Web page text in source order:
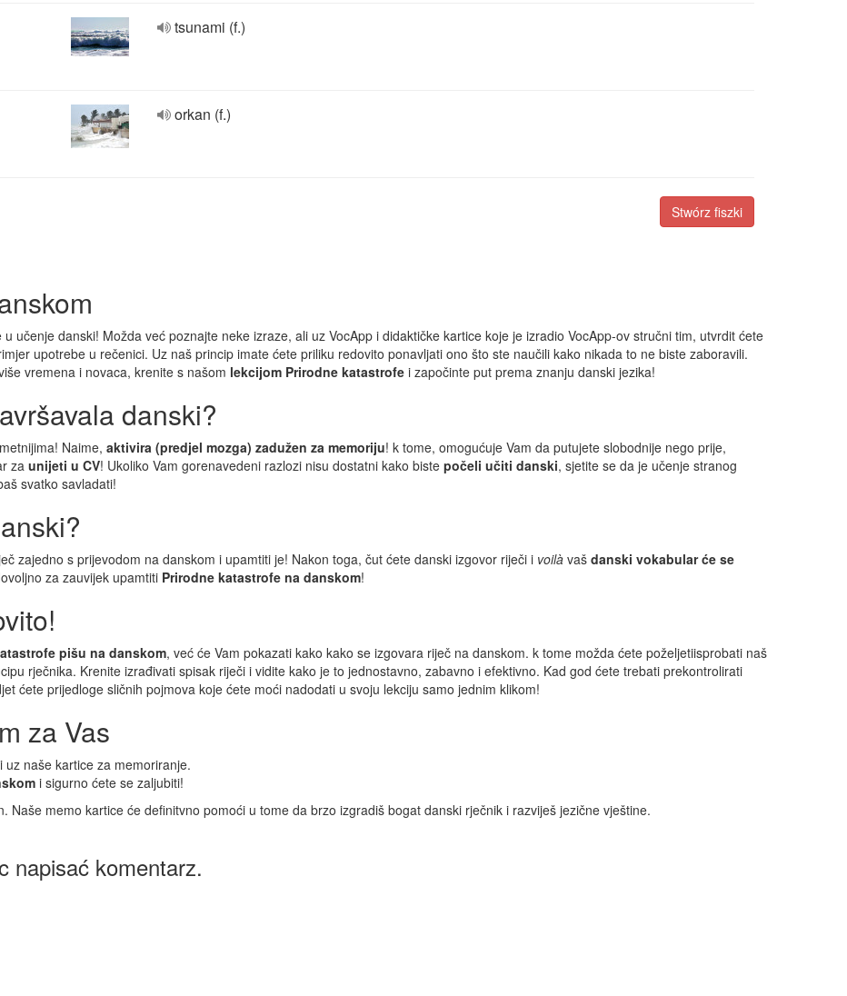
tsunami (f.)
orkan (f.)
Stwórz fiszki
u učenje danski! Možda već poznajte neke izraze, ali uz VocApp i didaktičke kartice koje je izradio VocApp-ov stručni tim, utvrdit ćete
upotrebe u rečenici. Uz naš princip imate ćete priliku redovito ponavljati ono što ste naučili kako nikada to ne biste zaboravili.
vremena i novaca, krenite s našom lekcijom Prirodne katastrofe i započinte put prema znanju danski jezika!
danski?
Naime, aktivira (predjel mozga) zadužen za memoriju! k tome, omogućuje Vam da putujete slobodnije nego prije,
za unijeti u CV! Ukoliko Vam gorenavedeni razlozi nisu dostatni kako biste počeli učiti danski, sjetite se da je učenje stranog
svatko savladati!
zajedno s prijevodom na danskom i upamtiti je! Nakon toga, čut ćete danski izgovor riječi i voilà vaš danski vokabular će se
za zauvijek upamtiti Prirodne katastrofe na danskom!
pišu na danskom, već će Vam pokazati kako kako se izgovara riječ na danskom. k tome možda ćete poželjetiisprobati naš
rječnika. Krenite izrađivati spisak riječi i vidite kako je to jednostavno, zabavno i efektivno. Kad god ćete trebati prekontrolirati
ćete prijedloge sličnih pojmova koje ćete moći nadodati u svoju lekciju samo jednim klikom!
za Vas
uz naše kartice za memoriranje.
i sigurno ćete se zaljubiti!
Naše memo kartice će definitvno pomoći u tome da brzo izgradiš bogat danski rječnik i razviješ jezične vještine.
napisać komentarz.